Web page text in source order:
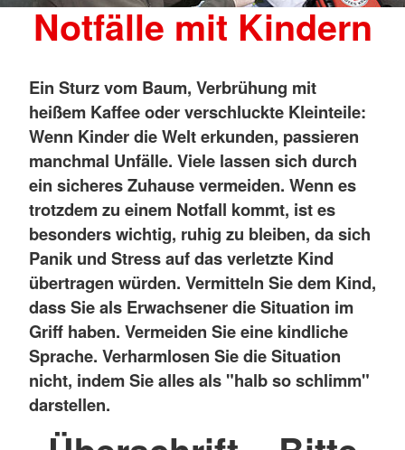
Notfälle mit Kindern
Ein Sturz vom Baum, Verbrühung mit
heißem Kaffee oder verschluckte Kleinteile:
Wenn Kinder die Welt erkunden, passieren
manchmal Unfälle. Viele lassen sich durch
ein sicheres Zuhause vermeiden. Wenn es
trotzdem zu einem Notfall kommt, ist es
besonders wichtig, ruhig zu bleiben, da sich
Panik und Stress auf das verletzte Kind
übertragen würden. Vermitteln Sie dem Kind,
dass Sie als Erwachsener die Situation im
Griff haben. Vermeiden Sie eine kindliche
Sprache. Verharmlosen Sie die Situation
nicht, indem Sie alles als "halb so schlimm"
darstellen.